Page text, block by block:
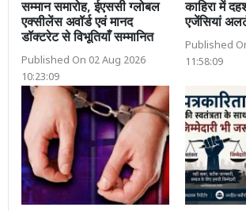
सम्मान समारोह, ईएससी ग्लोबल
एक्सीलेंस अवॉर्ड एवं मानद
डॉक्टरेट से विभूतियाँ सम्मानित
Published On 02 Aug 2026
10:23:09
काहिरा में
एजेंसियां
Published
11:58:09